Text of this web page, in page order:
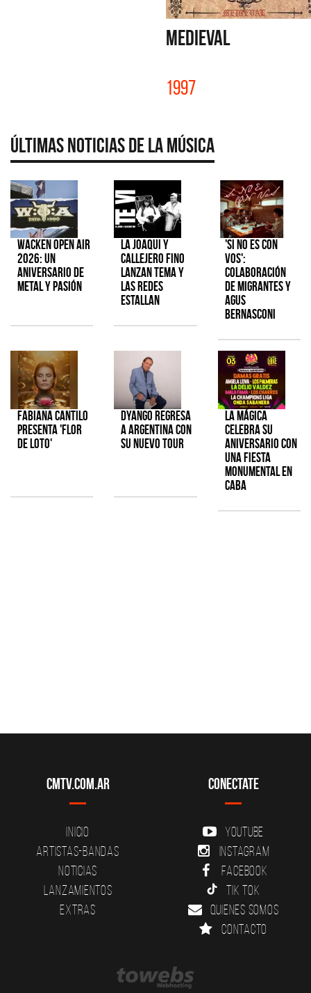
MEDIEVAL
1997
Últimas Noticias de la Música
Wacken Open Air
2026: Un
aniversario de
metal y pasión
La Joaqui y
Callejero Fino
lanzan tema y
las redes
estallan
'Si No Es Con
Vos':
colaboración
de Migrantes y
Agus
Bernasconi
Fabiana Cantilo
presenta 'Flor
de Loto'
Dyango regresa
a Argentina con
su nuevo tour
La Mágica
celebra su
aniversario con
una fiesta
monumental en
CABA
CMTV.com.ar
Inicio
Artistas-Bandas
Noticias
Lanzamientos
Extras
Conectate
YouTube
Instagram
Facebook
Tik Tok
Quienes somos
Contacto